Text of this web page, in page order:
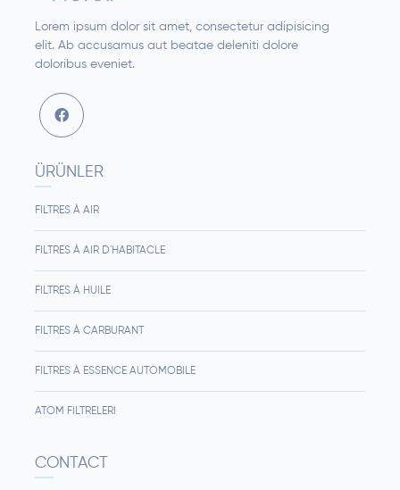
Lorem ipsum dolor sit amet, consectetur adipisicing
elit. Ab accusamus aut beatae deleniti dolore
doloribus eveniet.
ÜRÜNLER
FILTRES À AIR
FILTRES À AIR D'HABITACLE
FILTRES À HUILE
FILTRES À CARBURANT
FILTRES À ESSENCE AUTOMOBILE
ATOM FILTRELERI
CONTACT